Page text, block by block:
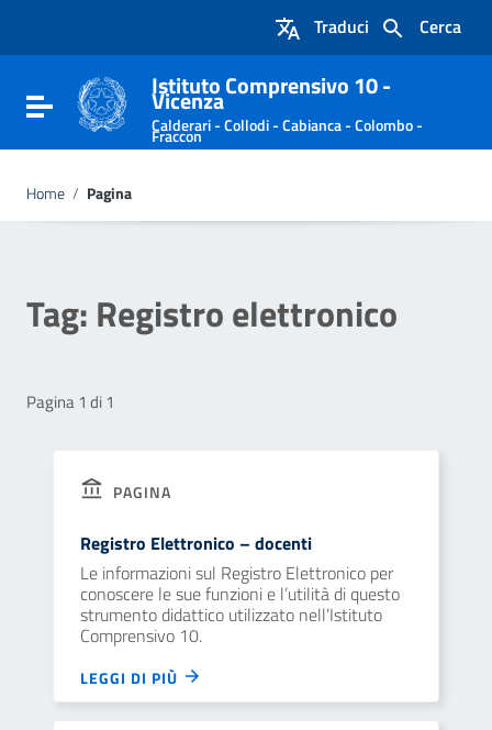
Vai al footer
Cerca
Traduci
Attiva / disattiva la navigazione
Istituto Comprensivo 10 -
Vicenza
Calderari - Collodi - Cabianca - Colombo -
Fraccon
Home / Pagina
Tag: Registro elettronico
Pagina 1 di 1
PAGINA
Registro Elettronico – docenti
Le informazioni sul Registro Elettronico per
conoscere le sue funzioni e l’utilità di questo
strumento didattico utilizzato nell’Istituto
Comprensivo 10.
LEGGI DI PIÙ